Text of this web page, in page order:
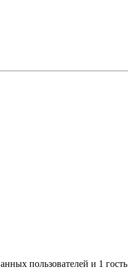
пользователей и 1 гость